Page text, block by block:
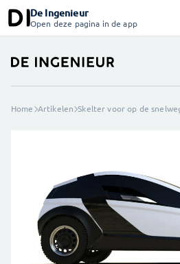
De Ingenieur
Open deze pagina in de app
Home Artikelen Skelter voor op de